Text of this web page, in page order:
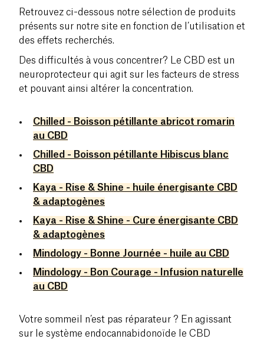
Retrouvez ci-dessous notre sélection de produits
présents sur notre site en fonction de l’utilisation et
des effets recherchés.
Des difficultés à vous concentrer? Le CBD est un
neuroprotecteur qui agit sur les facteurs de stress
et pouvant ainsi altérer la concentration.
Chilled - Boisson pétillante abricot romarin
au CBD
Chilled - Boisson pétillante Hibiscus blanc
CBD
Kaya - Rise & Shine - huile énergisante CBD
& adaptogènes
Kaya - Rise & Shine - Cure énergisante CBD
& adaptogènes
Mindology - Bonne Journée - huile au CBD
Mindology - Bon Courage - Infusion naturelle
au CBD
Votre sommeil n’est pas réparateur ? En agissant
sur le système endocannabidonoïde le CBD